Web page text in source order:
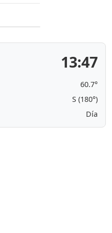
13:47
60.7°
S (180°)
Día